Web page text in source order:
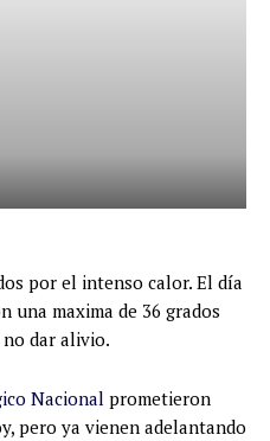
por el intenso calor. El día
una maxima de 36 grados
dar alivio.
Nacional prometieron
pero ya vienen adelantando